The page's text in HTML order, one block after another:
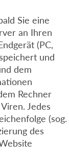
Sie eine
an Ihren
(PC,
und
dem
Rechner
Jedes
(sog.
des